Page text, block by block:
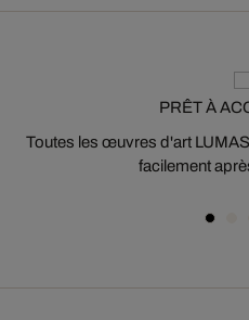
PRÊT À
Toutes les œuvres d'art
facilement